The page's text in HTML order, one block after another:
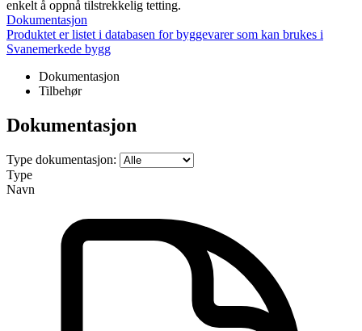
enkelt å oppnå tilstrekkelig tetting.
Dokumentasjon
Produktet er listet i databasen for byggevarer som kan brukes i
Svanemerkede bygg
Dokumentasjon
Tilbehør
Dokumentasjon
Type dokumentasjon:
Type
Navn